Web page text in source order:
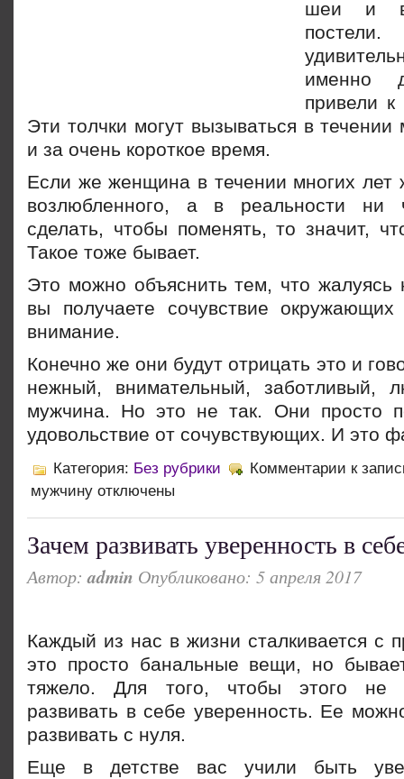
шеи и
именно
привели к
Эти толчки могут вызываться в течении
и за очень короткое время.
Если же женщина в течении многих лет
возлюбленного, а в реальности ни
сделать, чтобы поменять, то значит,
Такое тоже бывает.
Это можно объяснить тем, что жалуясь
вы получаете сочувствие окружающих
внимание.
Конечно же они будут отрицать это и
нежный, внимательный, заботливый,
мужчина. Но это не так. Они просто
удовольствие от сочувствующих. И это
Категория: Без рубрики Комментарии к
мужчину отключены
Зачем развивать уверенность в
Автор:admin Опубликовано: 5 апреля 2017
Каждый из нас в жизни сталкивается с
это просто банальные вещи, но
тяжело. Для того, чтобы этого не
развивать в себе уверенность. Ее
развивать с нуля.
Еще в детстве вас учили быть